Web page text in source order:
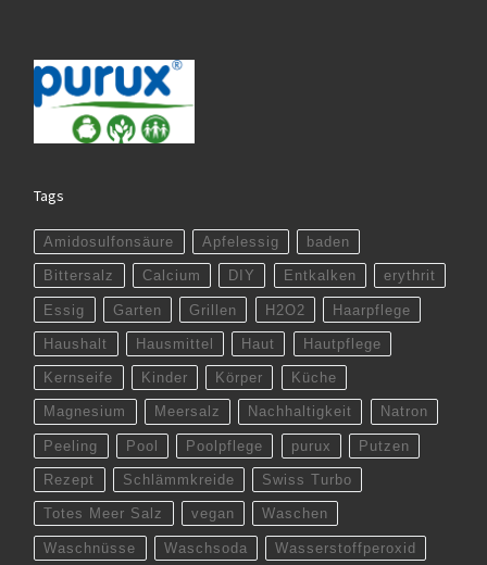
Tags
Amidosulfonsäure Apfelessig baden
Bittersalz Calcium DIY Entkalken erythrit
Essig Garten Grillen H2O2 Haarpflege
Haushalt Hausmittel Haut Hautpflege
Kernseife Kinder Körper Küche
Magnesium Meersalz Nachhaltigkeit Natron
Peeling Pool Poolpflege purux Putzen
Rezept Schlämmkreide Swiss Turbo
Totes Meer Salz vegan Waschen
Waschnüsse Waschsoda Wasserstoffperoxid